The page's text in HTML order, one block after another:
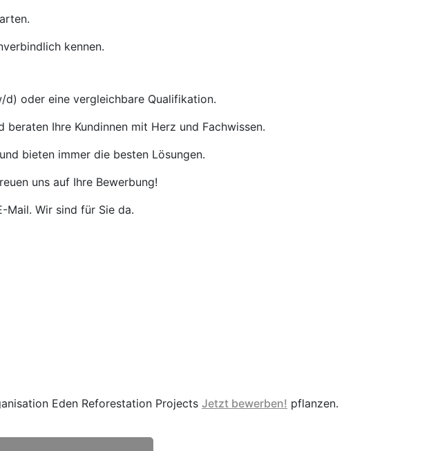
kennen.
oder eine vergleichbare Qualifikation.
Ihre Kundinnen mit Herz und Fachwissen.
bieten immer die besten Lösungen.
uns auf Ihre Bewerbung!
Mail. Wir sind für Sie da.
Eden Reforestation Projects Jetzt bewerben! pflanzen.